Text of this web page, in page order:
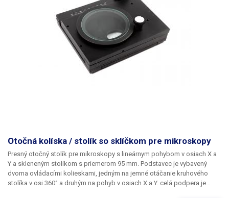
Otočná kolíska / stolík so sklíčkom pre mikroskopy
Presný otočný stolík pre mikroskopy s lineárnym pohybom v osiach X a
Y a skleneným stolíkom s priemerom 95 mm. Podstavec je vybavený
dvoma ovládacími kolieskami, jedným na jemné otáčanie kruhového
stolíka v osi 360° a druhým na pohyb v osiach X a Y. celá podpera je